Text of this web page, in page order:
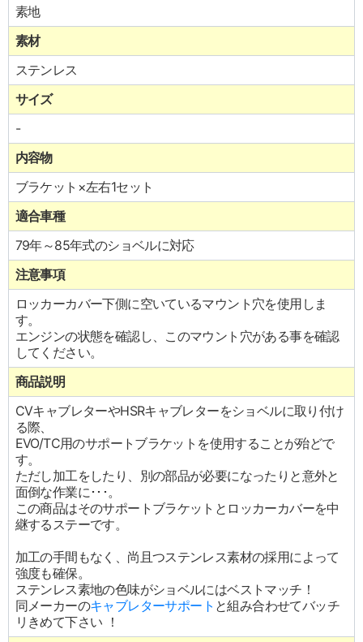
素地
素材
ステンレス
サイズ
-
内容物
ブラケット×左右1セット
適合車種
79年～85年式のショベルに対応
注意事項
ロッカーカバー下側に空いているマウント穴を使用しま
す。
エンジンの状態を確認し、このマウント穴がある事を確認
してください。
商品説明
CVキャブレターやHSRキャブレターをショベルに取り付け
る際、
EVO/TC用のサポートブラケットを使用することが殆どで
す。
ただし加工をしたり、別の部品が必要になったりと意外と
面倒な作業に･･･。
この商品はそのサポートブラケットとロッカーカバーを中
継するステーです。
加工の手間もなく、尚且つステンレス素材の採用によって
強度も確保。
ステンレス素地の色味がショベルにはベストマッチ！
同メーカーのキャブレターサポート と組み合わせてバッチ
リきめて下さい ！